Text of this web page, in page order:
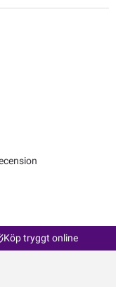
Köp tryggt online